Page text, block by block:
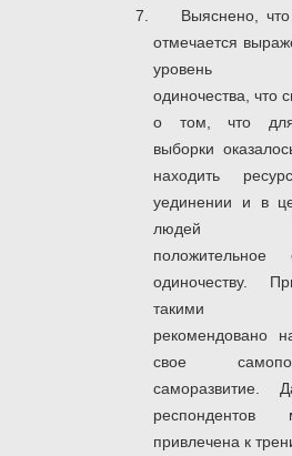
Выяснено,
отмечается
уровень
одиночества, что
о том, что
выборки
находить
уединении и в
людей
одиночеству.
такими
рекомендовано
свое
саморазвитие.
привлечена к